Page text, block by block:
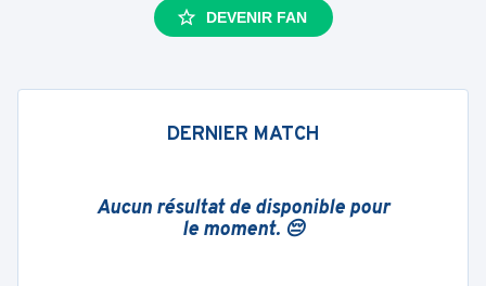
DEVENIR FAN
DERNIER MATCH
Aucun résultat de disponible pour
le moment. 😔